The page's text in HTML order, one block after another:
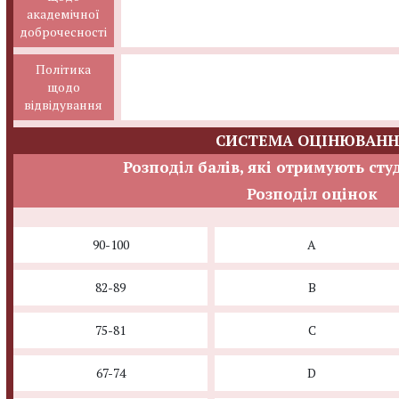
академічної
доброчесності
Політика
щодо
відвідування
СИСТЕМА
Розподіл балів, які отримують
Розподіл оцінок
90-100 A
82-89 B
75-81 C
67-74 D